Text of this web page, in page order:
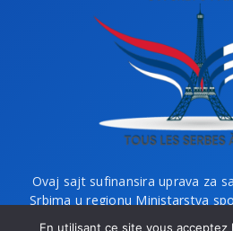
Ovaj sajt sufinansira uprava za
Srbima u regionu Ministarstva
Srbije i Ministarstvo bez portfelja
En utilisant ce site vous